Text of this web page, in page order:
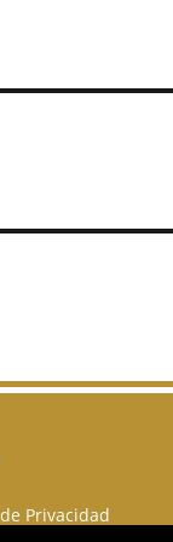
Privacidad